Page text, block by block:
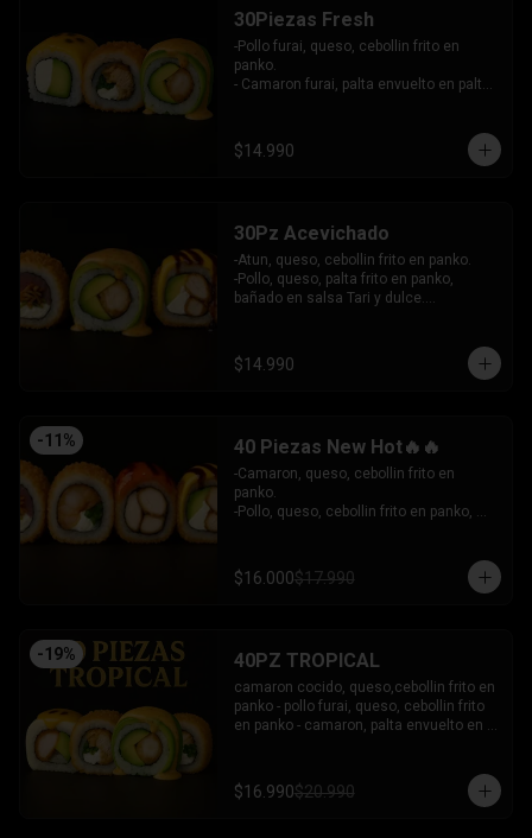
30Piezas Fresh
-Pollo furai, queso, cebollin frito en
panko.
- Camaron furai, palta envuelto en palta
queso y mango, bañado en salsa de
maracuya.
$14.990
30Pz Acevichado
-Atun, queso, cebollin frito en panko.
-Pollo, queso, palta frito en panko,
bañado en salsa Tari y dulce.
INCLUYE: 3 SALSAS - 2 PALITOS
$14.990
-11 % 40 Piezas New Hot🔥🔥
-Camaron, queso, cebollin frito en
panko.
-Pollo, queso, cebollin frito en panko,
bañado en salsa tari y dulce.
-Atun, queso, cebollin frito en panko.
$16.000$17.990
-19% 40PZ TROPICAL
camaron cocido, queso,cebollin frito en
panko - pollo furai, queso, cebollin frito
en panko - camaron, palta envuelto en
bañado en salsa de maracuya
INCLUYE: 3 SALSAS - 2 PALITOS
$16.990$20.990